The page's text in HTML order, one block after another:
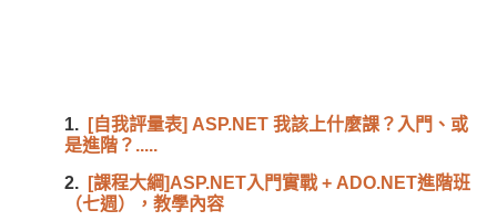
1.
[自我評量表] ASP.NET 我該上什麼課？入門、或
是進階？.....
2.
[課程大綱]ASP.NET入門實戰 + ADO.NET進階班
（七週），教學內容